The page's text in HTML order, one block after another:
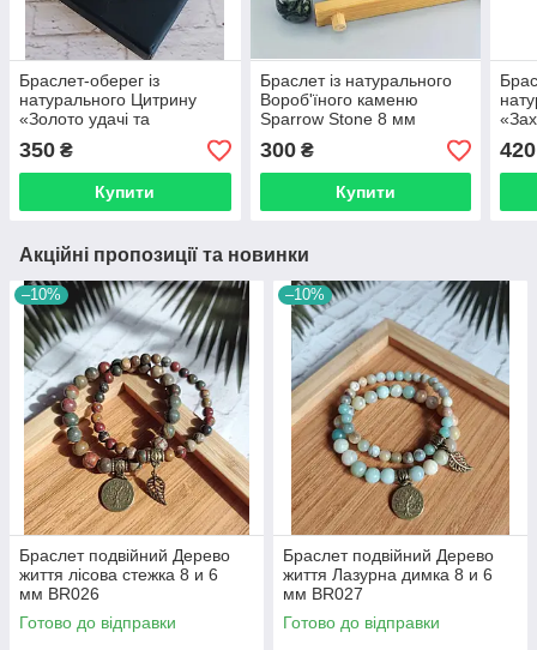
Браслет-оберег із
натурального Цитрину
«Золото удачі та
Грошовий Зріст» 8
мм BR080
350 ₴
Купити
Браслет із натурального
Вороб'їного каменю
Sparrow Stone 8 мм
BR014
300₴
Купити
8
420
Акційні пропозиції та новинки
–10%
Браслет подвійний Дерево
життя лісова стежка 8 и 6
мм BR026
Готово до відправки
–10%
Браслет подвійний Дерево
життя Лазурна димка 8 и 6
мм BR027
Готово до відправки